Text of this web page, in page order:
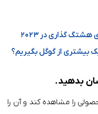
گذاری در ۲۰۲۳
بیشتری از گوگل بگیریم؟
بدهید.
را مشاهده کند و آن را